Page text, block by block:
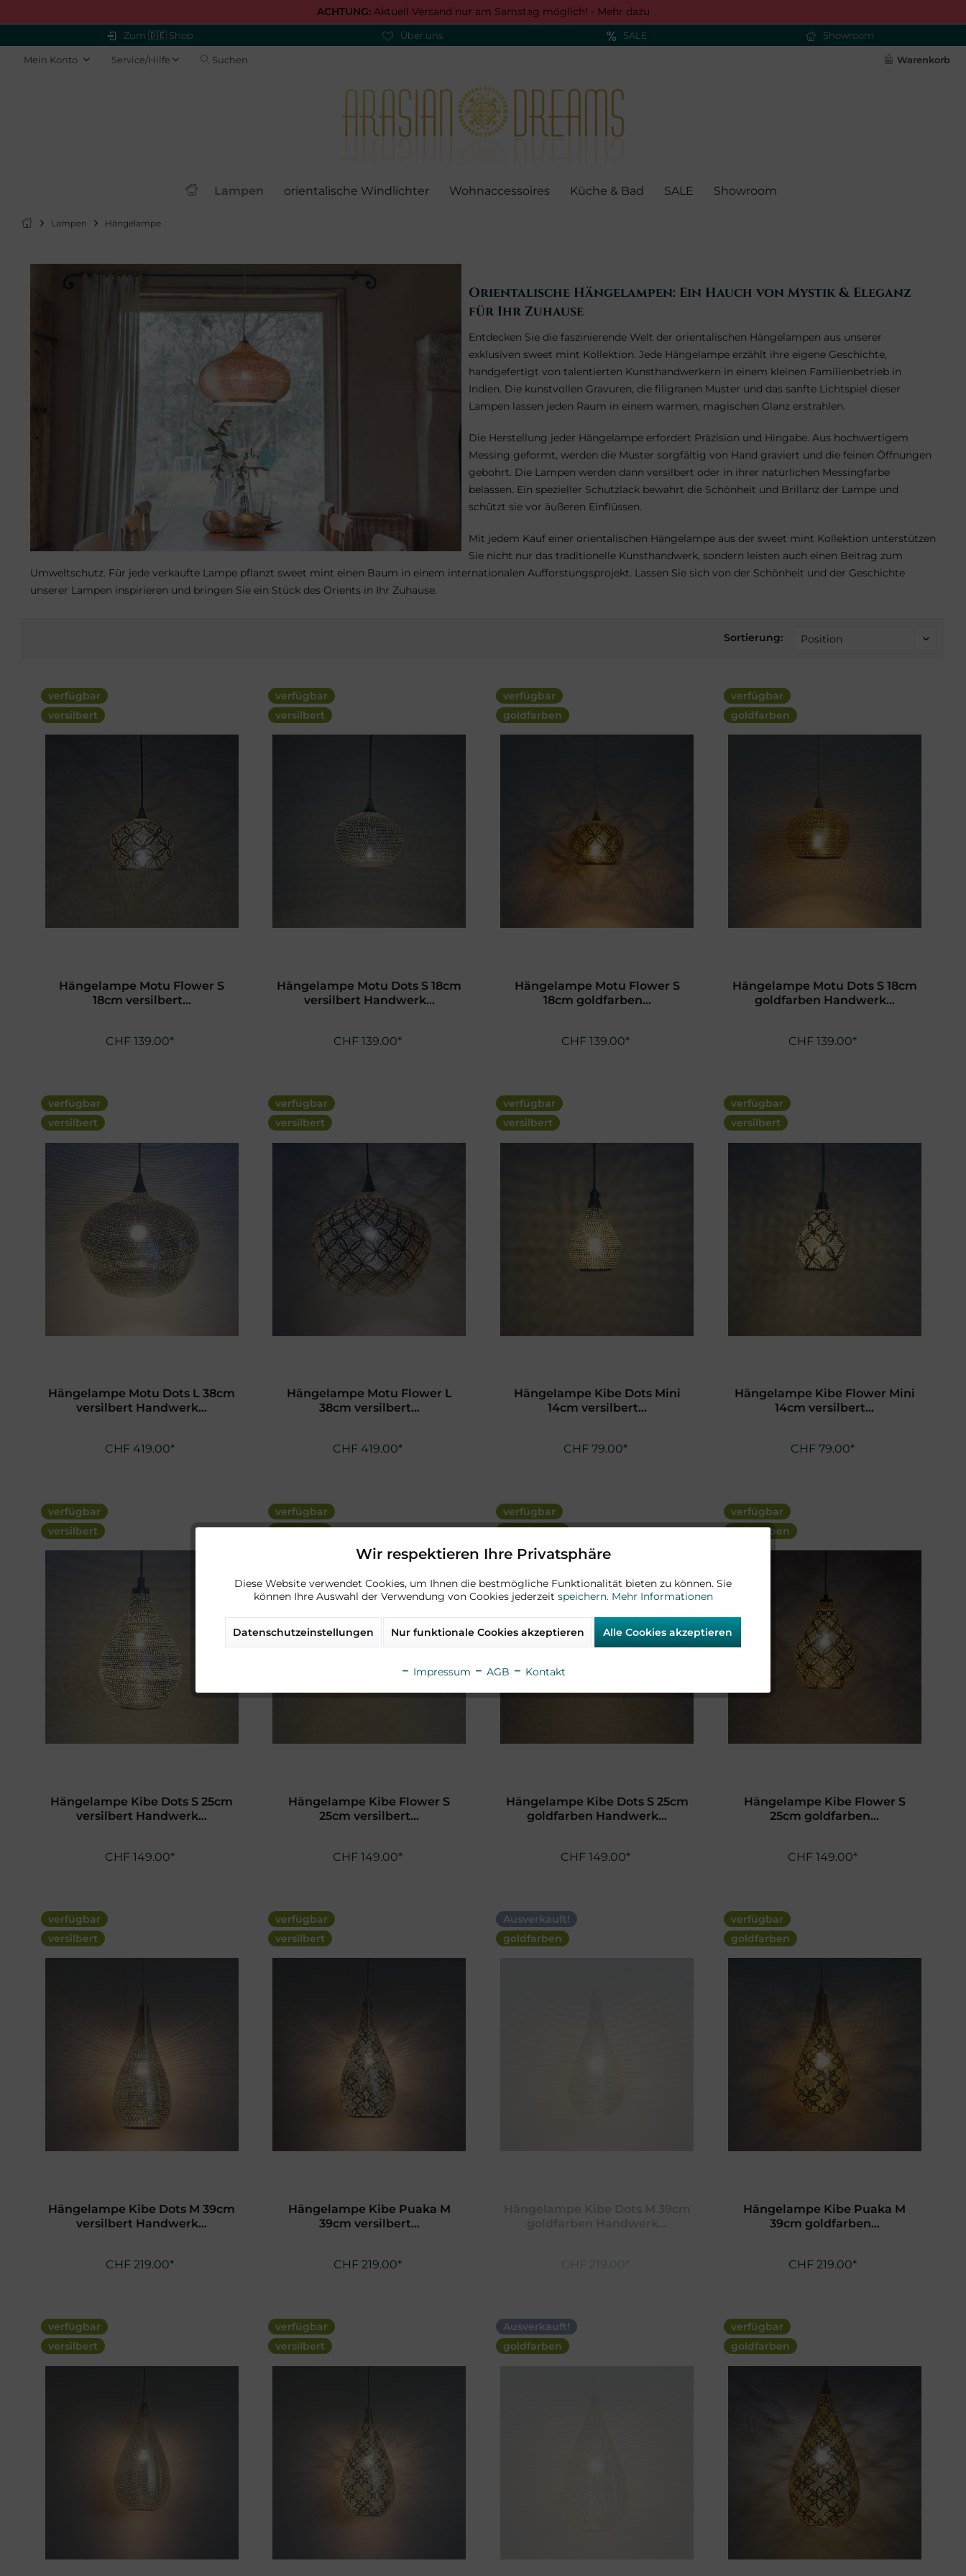
ACHTUNG:Aktuell Versand nur am Samstag möglich! - Mehr dazu
Zum 🇩🇪 Shop Über uns SALE Showroom
Warenkorb
Mein Konto Service/Hilfe Suchen
Lampen orientalische Windlichter Wohnaccessoires Küche & Bad SALE Showroom
Lampen Hängelampe
Orientalische Hängelampen: Ein Hauch von Mystik & Eleganz
für Ihr Zuhause
Entdecken Sie die faszinierende Welt der orientalischen Hängelampen aus unserer
exklusiven sweet mint Kollektion. Jede Hängelampe erzählt ihre eigene Geschichte,
handgefertigt von talentierten Kunsthandwerkern in einem kleinen Familienbetrieb in
Indien. Die kunstvollen Gravuren, die filigranen Muster und das sanfte Lichtspiel dieser
Lampen lassen jeden Raum in einem warmen, magischen Glanz erstrahlen.
Die Herstellung jeder Hängelampe erfordert Präzision und Hingabe. Aus hochwertigem
Messing geformt, werden die Muster sorgfältig von Hand graviert und die feinen Öffnungen
gebohrt. Die Lampen werden dann versilbert oder in ihrer natürlichen Messingfarbe
belassen. Ein spezieller Schutzlack bewahrt die Schönheit und Brillanz der Lampe und
schützt sie vor äußeren Einflüssen.
Mit jedem Kauf einer orientalischen Hängelampe aus der sweet mint Kollektion unterstützen
Sie nicht nur das traditionelle Kunsthandwerk, sondern leisten auch einen Beitrag zum
Umweltschutz. Für jede verkaufte Lampe pflanzt sweet mint einen Baum in einem internationalen Aufforstungsprojekt. Lassen Sie sich von der Schönheit und der Geschichte
unserer Lampen inspirieren und bringen Sie ein Stück des Orients in Ihr Zuhause.
Sortierung:
verfügbar
versilbert
Hängelampe Motu Flower S
18cm versilbert...
CHF 139.00*
verfügbar
versilbert
Hängelampe Motu Dots S 18cm
versilbert Handwerk...
CHF 139.00*
verfügbar
goldfarben
Hängelampe Motu Flower S
18cm goldfarben...
CHF 139.00*
verfügbar
goldfarben
Hängelampe Motu Dots S 18cm
goldfarben Handwerk...
CHF 139.00*
verfügbar
versilbert
Hängelampe Motu Dots L 38cm
versilbert Handwerk...
CHF 419.00*
verfügbar
versilbert
Hängelampe Motu Flower L
38cm versilbert...
CHF 419.00*
verfügbar
versilbert
Hängelampe Kibe Dots Mini
14cm versilbert...
CHF 79.00*
verfügbar
versilbert
Hängelampe Kibe Flower Mini
14cm versilbert...
CHF 79.00*
verfügbar
versilbert
Hängelampe Kibe Dots S 25cm
versilbert Handwerk...
CHF 149.00*
verfügbar
versilbert
Hängelampe Kibe Flower S
25cm versilbert...
CHF 149.00*
verfügbar
goldfarben
Hängelampe Kibe Dots S 25cm
goldfarben Handwerk...
CHF 149.00*
verfügbar
goldfarben
Hängelampe Kibe Flower S
25cm goldfarben...
CHF 149.00*
verfügbar
versilbert
Hängelampe Kibe Dots M 39cm
versilbert Handwerk...
CHF 219.00*
verfügbar
versilbert
Hängelampe Kibe Puaka M
39cm versilbert...
CHF 219.00*
Ausverkauft!
goldfarben
verfügbar
goldfarben
Hängelampe Kibe Puaka M
39cm goldfarben...
CHF 219.00*
verfügbar
versilbert
verfügbar
versilbert
Ausverkauft!
goldfarben
verfügbar
goldfarben
Marketing Aktiv
Wir respektieren Ihre Privatsphäre
Diese Website verwendet Cookies, um Ihnen die bestmögliche Funktionalität bieten zu können. Sie
können Ihre Auswahl der Verwendung von Cookies jederzeit speichern. Mehr Informationen
Datenschutzeinstellungen Nur funktionale Cookies akzeptieren Alle Cookies akzeptieren
Impressum AGB Kontakt